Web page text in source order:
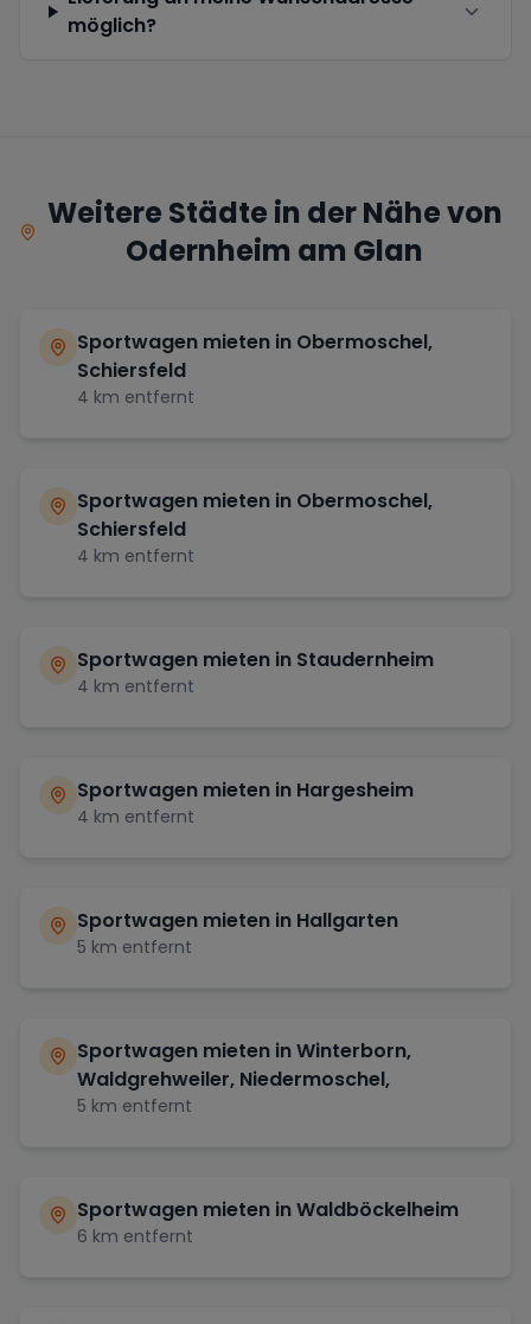
möglich?
Weitere Städte in der Nähe von
Odernheim am Glan
Sportwagen mieten in Obermoschel,
Schiersfeld
4 km entfernt
Sportwagen mieten in Obermoschel,
Schiersfeld
4 km entfernt
Sportwagen mieten in Staudernheim
4 km entfernt
Sportwagen mieten in Hargesheim
4 km entfernt
Sportwagen mieten in Hallgarten
5 km entfernt
Sportwagen mieten inWinterborn,
Waldgrehweiler, Niedermoschel,
5 km entfernt
Sportwagen mieten inWaldböckelheim
6 km entfernt